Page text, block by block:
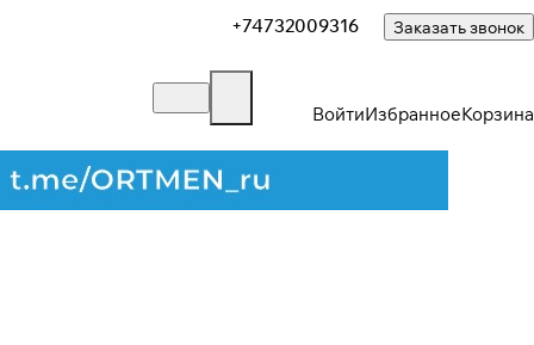
+74732009316 Заказать звонок
ВойтиИзбранноеКорзина
Закрыть